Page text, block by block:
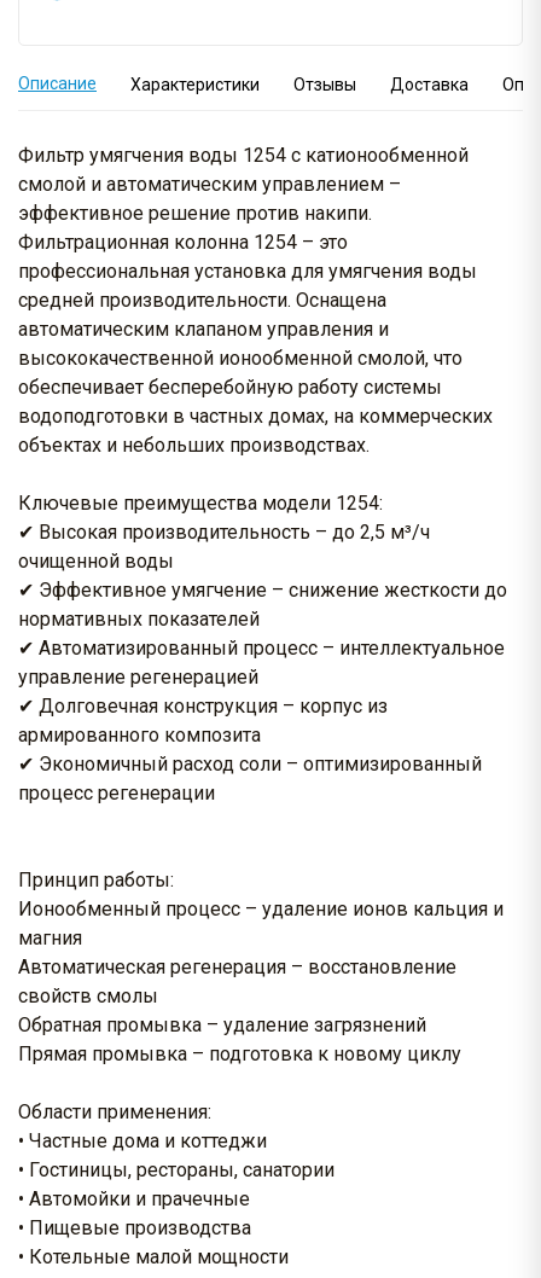
Описание Характеристики Отзывы Доставка
Фильтр умягчения воды 1254 с катионообменной
смолой и автоматическим управлением –
эффективное решение против накипи.
Фильтрационная колонна 1254 – это
профессиональная установка для умягчения воды
средней производительности. Оснащена
автоматическим клапаном управления и
высококачественной ионообменной смолой, что
обеспечивает бесперебойную работу системы
водоподготовки в частных домах, на коммерческих
объектах и небольших производствах.
Ключевые преимущества модели 1254:
✔ Высокая производительность – до 2,5 м³/ч
очищенной воды
✔ Эффективное умягчение – снижение жесткости до
нормативных показателей
✔ Автоматизированный процесс – интеллектуальное
управление регенерацией
✔ Долговечная конструкция – корпус из
армированного композита
✔ Экономичный расход соли – оптимизированный
процесс регенерации
Принцип работы:
Ионообменный процесс – удаление ионов кальция и
магния
Автоматическая регенерация – восстановление
свойств смолы
Обратная промывка – удаление загрязнений
Прямая промывка – подготовка к новому циклу
Области применения:
• Частные дома и коттеджи
• Гостиницы, рестораны, санатории
• Автомойки и прачечные
• Пищевые производства
• Котельные малой мощности